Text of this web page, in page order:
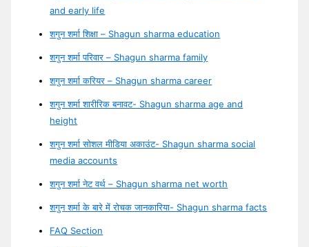
and early life
शगुन शर्मा शिक्षा – Shagun sharma education
शगुन शर्मा परिवार – Shagun sharma family
शगुन शर्मा करियर – Shagun sharma career
शगुन शर्मा शारीरिक बनावट- Shagun sharma age and
height
शगुन शर्मा सोशल मीडिया अकाउंट- Shagun sharma social
media accounts
शगुन शर्मा नेट वर्थ – Shagun sharma net worth
शगुन शर्मा के बारे में रोचक जानकारिया- Shagun sharma facts
FAQ Section